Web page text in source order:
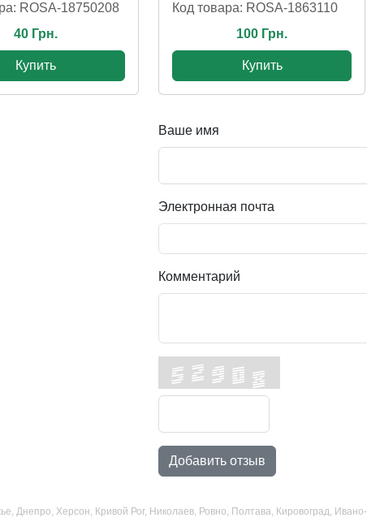
ROSA-18750208
40 Грн.
Купить
Код товара: ROSA-1863110
100 Грн.
Купить
Ваше имя
Электронная почта
Комментарий
Добавить отзыв
Днепро, Херсон, Кривой Рог, Николаев, Ровно, Полтава, Кировоград,